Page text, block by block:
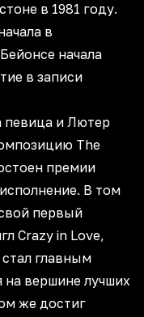
в 1981 году.
в
начала
в записи
певица и Лютер
The
премии
В том
первый
Crazy in Love,
главным
на вершине лучших
же достиг